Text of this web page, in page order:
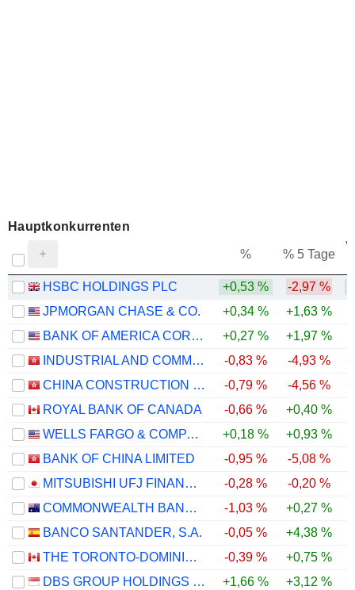
Hauptkonkurrenten
% % 5 Tage
HSBC HOLDINGS PLC +0,53 % -2,97 %
JPMORGAN CHASE & CO.
+0,34 % +1,63 %
BANK OF AMERICA CORPORATION
+0,27 % +1,97 %
INDUSTRIAL AND COMMERCIAL BANK OF CHINA LIMITED
-0,83 % -4,93 %
CHINA CONSTRUCTION BANK CORPORATION
-0,79 % -4,56 %
ROYAL BANK OF CANADA
-0,66 % +0,40 %
WELLS FARGO & COMPANY
+0,18 % +0,93 %
BANK OF CHINA LIMITED
-0,95 % -5,08 %
MITSUBISHI UFJ FINANCIAL GROUP, INC.
-0,28 % -0,20 %
COMMONWEALTH BANK OF AUSTRALIA
-1,03 % +0,27 %
BANCO SANTANDER, S.A.
-0,05 % +4,38 %
THE TORONTO-DOMINION BANK
-0,39 % +0,75 %
DBS GROUP HOLDINGS LTD
+1,66 % +3,12 %